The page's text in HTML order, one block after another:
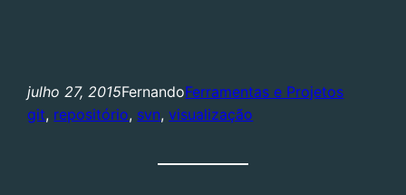
julho 27, 2015FernandoFerramentas e Projetos
git, repositório, svn, visualização